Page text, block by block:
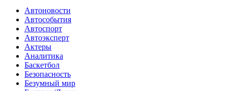
Автоновости
Автособытия
Автоспорт
Автоэксперт
Актеры
Аналитика
Баскетбол
Безопасность
Безумный мир